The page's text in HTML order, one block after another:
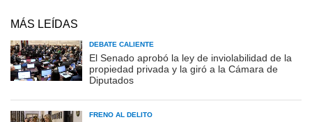
MÁS LEÍDAS
DEBATE CALIENTE
El Senado aprobó la ley de inviolabilidad de la
propiedad privada y la giró a la Cámara de
Diputados
FRENO AL DELITO